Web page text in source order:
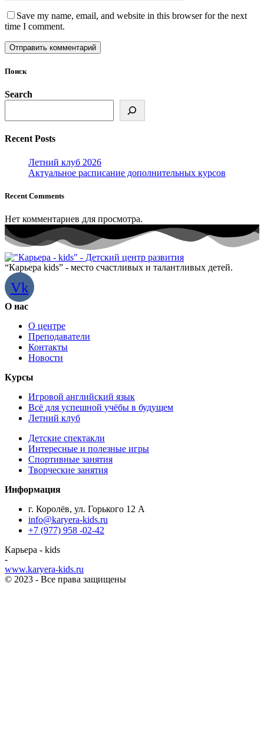
Save my name, email, and website in this browser for the next
time I comment.
Поиск
Search
Recent Posts
Летний клуб 2026
Актуальное расписание дополнительных курсов
Recent Comments
Нет комментариев для просмотра.
“Карьера kids” - место счастливых и талантливых детей.
Vk
О нас
О центре
Преподаватели
Контакты
Новости
Курсы
Игровой английский язык
Всё для успешной учёбы в будущем
Летний клуб
Детские спектакли
Интересные и полезные игры
Спортивные занятия
Творческие занятия
Информация
г. Королёв, ул. Горького 12 А
info@karyera-kids.ru
+7 (977) 958 -02-42
Карьера - kids
-
www.karyera-kids.ru
© 2023 - Все права защищены